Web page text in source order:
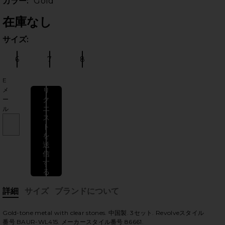
ライド
在庫なし
サイズ:
サイズ:
6 サイズ:
7 8
E
メ
ー
ル
リ
ク
エ
ス
ト
を
送
信
す
る
詳細
サイズ ブランドについて
Gold-tone metal with clear stones. 中国製. 3セット. Revolveスタイル
番号 BAUR-WL415. メーカースタイル番号 86661.